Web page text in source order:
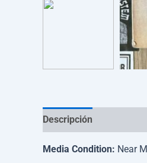
Descripción
Media Condition: Near